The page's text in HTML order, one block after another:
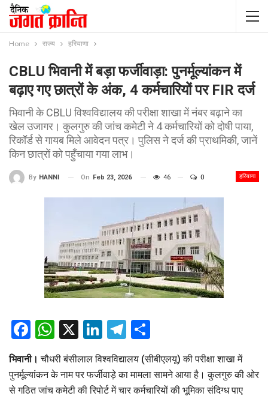
Home राज्य हरियाणा
CBLU भिवानी में बड़ा फर्जीवाड़ा: पुनर्मूल्यांकन में
बढ़ाए गए छात्रों के अंक, 4 कर्मचारियों पर FIR दर्ज
भिवानी के CBLU विश्वविद्यालय की परीक्षा शाखा में नंबर बढ़ाने का
खेल उजागर। कुलगुरु की जांच कमेटी ने 4 कर्मचारियों को दोषी पाया,
रिकॉर्ड से गायब मिले आवेदन पत्र। पुलिस ने दर्ज की प्राथमिकी, जानें
किन छात्रों को पहुँचाया गया लाभ।
हरियाणा
By HANNI On Feb 23, 2026 46 0
Facebook
WhatsApp
X LinkedIn
Telegram
भिवानी। चौधरी बंसीलाल विश्वविद्यालय (सीबीएलयू) की परीक्षा शाखा में
पुनर्मूल्यांकन के नाम पर फर्जीवाड़े का मामला सामने आया है। कुलगुरु की ओर
से गठित जांच कमेटी की रिपोर्ट में चार कर्मचारियों की भूमिका संदिग्ध पाए